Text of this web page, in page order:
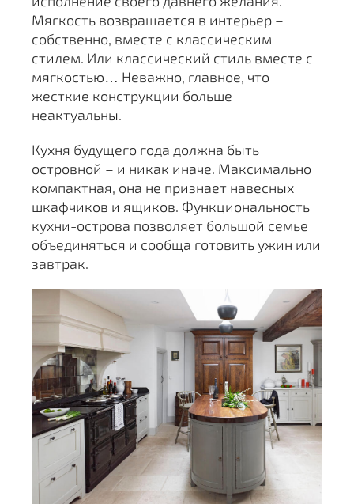
Мягкость возвращается в интерьер –
собственно, вместе с классическим
стилем. Или классический стиль вместе с
мягкостью… Неважно, главное, что
жесткие конструкции больше
неактуальны.
Кухня будущего года должна быть
островной – и никак иначе. Максимально
компактная, она не признает навесных
шкафчиков и ящиков. Функциональность
кухни-острова позволяет большой семье
объединяться и сообща готовить ужин или
завтрак.